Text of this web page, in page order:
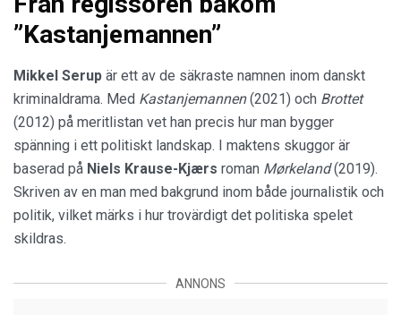
”Kastanjemannen”
Mikkel Serup är ett av de säkraste namnen inom danskt
kriminaldrama. Med Kastanjemannen(2021) och Brottet
(2012) på meritlistan vet han precis hur man bygger
spänning i ett politiskt landskap. I maktens skuggor är
baserad på Niels Krause-Kjærs roman Mørkeland(2019).
Skriven av en man med bakgrund inom både journalistik och
politik, vilket märks i hur trovärdigt det politiska spelet
skildras.
ANNONS